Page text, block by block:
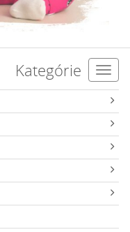
Kategórie